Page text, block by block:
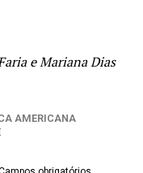
e Mariana Dias
AMERICANA